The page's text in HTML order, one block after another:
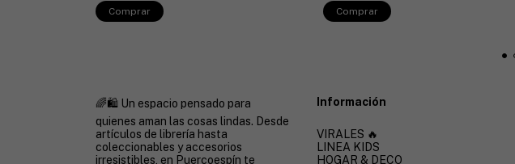
🌈🛍️ Un espacio pensado para
quienes aman las cosas lindas. Desde
artículos de librería hasta
coleccionables y accesorios
irresistibles, en Puercoespín te
Información
VIRALES 🔥
LINEA KIDS
HOGAR & DECO